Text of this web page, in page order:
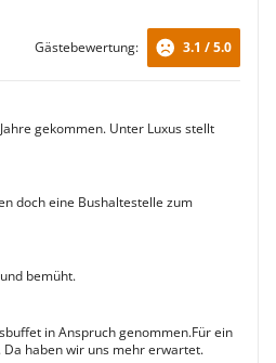
Gästebewertung: 3.1 / 5.0
gekommen. Unter Luxus stellt
doch eine Bushaltestelle zum
bemüht.
in Anspruch genommen.Für ein
haben wir uns mehr erwartet.